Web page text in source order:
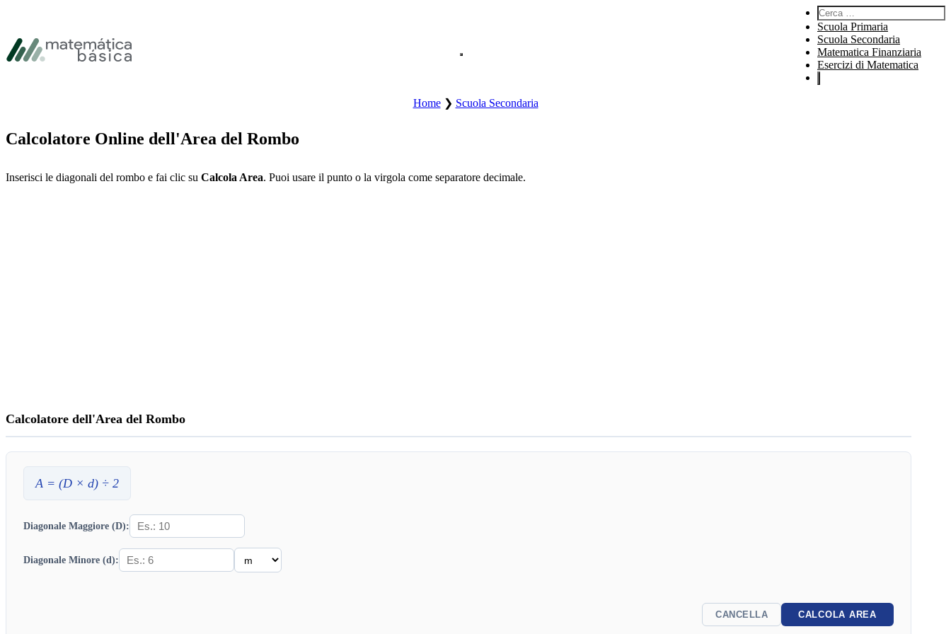
Vai al piè di pagina
Cerca:
Scuola Primaria
Scuola Secondaria
Matematica Finanziaria
Esercizi di Matematica
Home❯ Scuola Secondaria
Calcolatore Online dell'Area del Rombo
Inserisci le diagonali del rombo e fai clic su Calcola Area. Puoi usare il punto o la virgola come separatore decimale.
Calcolatore dell'Area del Rombo
A = (D × d) ÷ 2
Diagonale Maggiore (D):
Diagonale Minore (d):
CANCELLA CALCOLA AREA